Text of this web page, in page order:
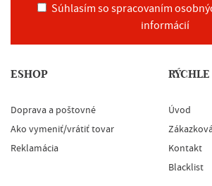
Súhlasím so spracovaním
informácií
ESHOP
Doprava a poštovné
Ako vymeniť/vrátiť tovar
Reklamácia
Úvod
Kontakt
Blacklist